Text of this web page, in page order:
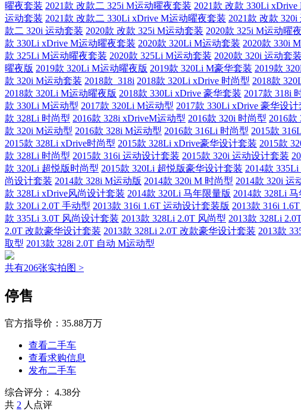
曜夜套装 2021款 改款二 325i M运动曜夜套装 2021款 改款 330Li
运动套装 2021款 改款二 330Li xDrive M运动曜夜套装 2021款 改款 320i
款二 320i 运动套装 2020款 改款 325i M运动套装 2020款 325i M运动曜
款 330Li xDrive M运动曜夜套装 2020款 320Li M运动套装 2020款 330i
款 325Li M运动曜夜套装 2020款 325Li M运动套装 2020款 320i 运动套装
曜夜版 2019款 320Li M运动曜夜版 2019款 320Li M豪华套装 2019款
款 320i M运动套装 2018款 318i 2018款 320Li xDrive 时尚型 2018款
2018款 320Li M运动曜夜版 2018款 330Li xDrive 豪华套装 2017款 318i
款 330Li M运动型 2017款 320Li M运动型 2017款 330Li xDrive 豪华设计
款 328Li 时尚型 2016款 328i xDriveM运动型 2016款 320i 时尚型 2016款
款 320i M运动型 2016款 328i M运动型 2016款 316Li 时尚型 2015款
2015款 328Li xDrive时尚型 2015款 328Li xDrive豪华设计套装 2015款
款 328Li 时尚型 2015款 316i 运动设计套装 2015款 320i 运动设计套装
款 320Li 超悦版时尚型 2015款 320Li 超悦版豪华设计套装 2014款
尚设计套装 2014款 328i M运动版 2014款 320i M 时尚型 2014款 320i 运
款 328Li xDrive风尚设计套装 2014款 320Li 马年限量版 2014款 328Li
款 320Li 2.0T 手动型 2013款 316i 1.6T 运动设计套装版 2013款 316i
款 335Li 3.0T 风尚设计套装 2013款 328Li 2.0T 风尚型 2013款 328Li
2.0T 改款豪华设计套装 2013款 328Li 2.0T 改款豪华设计套装 2013款
取型 2013款 328i 2.0T 自动 M运动型
共有206张实拍图 >
停售
官方指导价： 35.88万万
查看二手车
查看求购信息
发布二手车
综合评分：
4.38分
共 2 人点评